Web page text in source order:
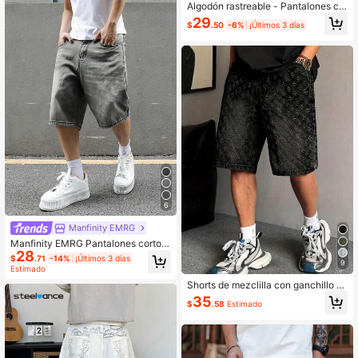
6
Manfinity EMRG
Manfinity EMRG Pantalones cortos
vaqueros casuales con bolsillo para
hombre
$28.71 -14% ¡Últimos 3 días
Estimado
Algodón rastreable - Pantalones co
rtos de mezclilla desgastados para
hombres europeos & americanos
$29.50 -6% ¡Últimos 3 días
9
Shorts de mezclilla con ganchillo d
e moda para hombres, estilo urbano
$35.58 Estimado